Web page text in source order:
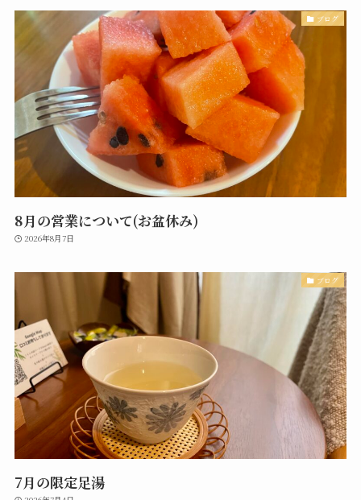
ブログ
8月の営業について(お盆休み)
2026年8月7日
ブログ
7月の限定足湯